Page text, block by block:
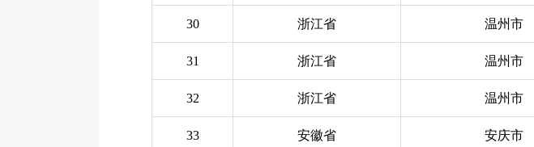
30 浙江省 温州市
31 浙江省 温州市
32 浙江省 温州市
33 安徽省 安庆市